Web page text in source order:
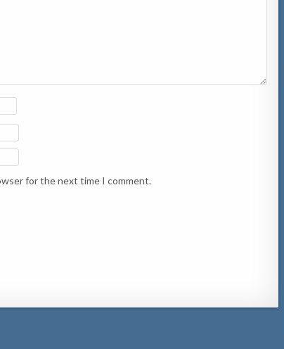
for the next time I comment.